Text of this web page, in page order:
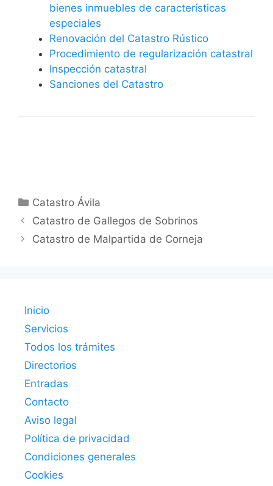
bienes inmuebles de características
especiales
Renovación del Catastro Rústico
Procedimiento de regularización catastral
Inspección catastral
Sanciones del Catastro
Categorías
Catastro Ávila
Catastro de Gallegos de Sobrinos
Catastro de Malpartida de Corneja
Inicio
Servicios
Todos los trámites
Directorios
Entradas
Contacto
Aviso legal
Política de privacidad
Condiciones generales
Cookies